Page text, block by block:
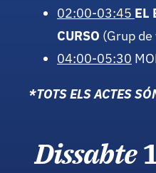
02:00-03:45 EL
CURSO (Grup
04:00-05:30
*TOTS ELS ACTES
Dissabte